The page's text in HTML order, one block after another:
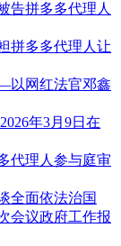
告拼多多代理人
拼多多代理人让
以网红法官邓鑫
年3月9日在
代理人参与庭审
全面依法治国
会议政府工作报